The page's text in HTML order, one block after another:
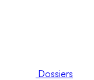
Dossiers